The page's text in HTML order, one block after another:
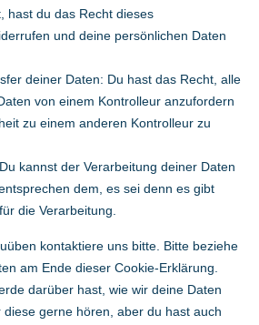
hast du das Recht dieses
und deine persönlichen Daten
deiner Daten: Du hast das Recht, alle
von einem Kontrolleur anzufordern
zu einem anderen Kontrolleur zu
kannst der Verarbeitung deiner Daten
dem, es sei denn es gibt
die Verarbeitung.
kontaktiere uns bitte. Bitte beziehe
am Ende dieser Cookie-Erklärung.
darüber hast, wie wir deine Daten
gerne hören, aber du hast auch